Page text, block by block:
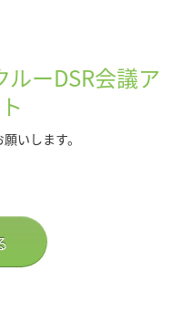
ーDSR会議ア
いします。